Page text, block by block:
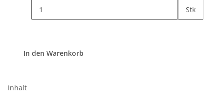
Stk
In den Warenkorb
Inhalt